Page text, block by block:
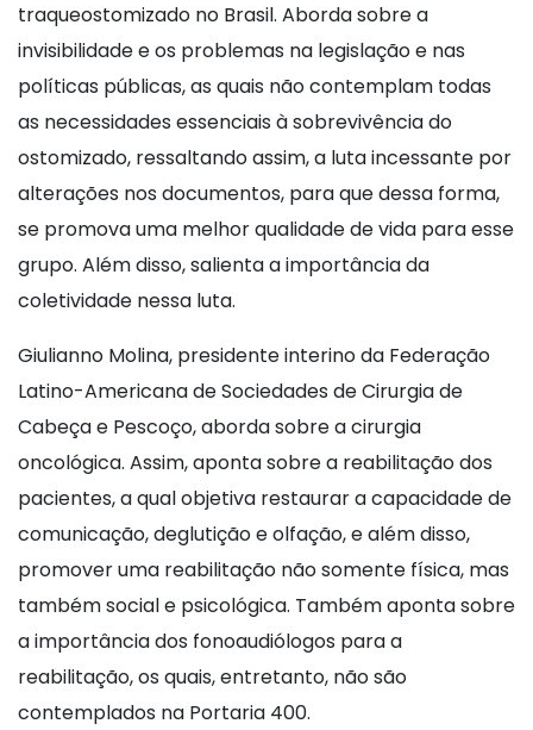
traqueostomizado no Brasil. Aborda sobre a
invisibilidade e os problemas na legislação e nas
políticas públicas, as quais não contemplam todas
as necessidades essenciais à sobrevivência do
ostomizado, ressaltando assim, a luta incessante por
alterações nos documentos, para que dessa forma,
se promova uma melhor qualidade de vida para esse
grupo. Além disso, salienta a importância da
coletividade nessa luta.
Giulianno Molina, presidente interino da Federação
Latino-Americana de Sociedades de Cirurgia de
Cabeça e Pescoço, aborda sobre a cirurgia
oncológica. Assim, aponta sobre a reabilitação dos
pacientes, a qual objetiva restaurar a capacidade de
comunicação, deglutição e olfação, e além disso,
promover uma reabilitação não somente física, mas
também social e psicológica. Também aponta sobre
a importância dos fonoaudiólogos para a
reabilitação, os quais, entretanto, não são
contemplados na Portaria 400.